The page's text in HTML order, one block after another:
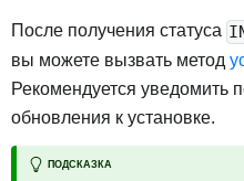
После получения статуса
вы можете вызвать метод
Рекомендуется уведомить
обновления к установке.
ПОДСКАЗКА